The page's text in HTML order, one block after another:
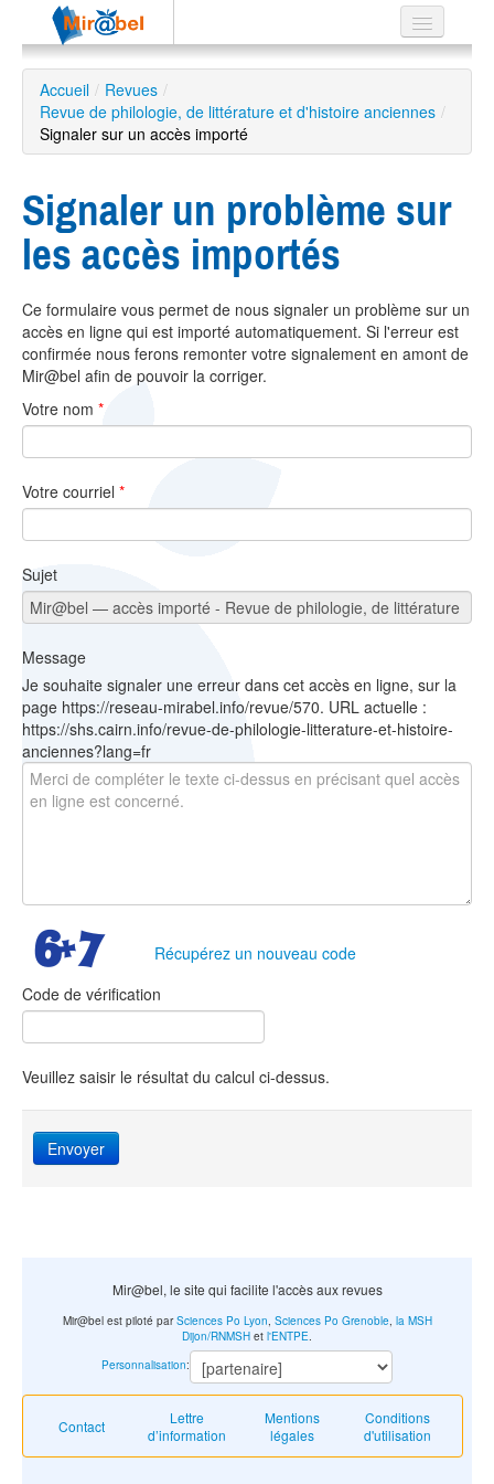
Le réseau
Soutien
Listes
Recherche
EN
ES
Accueil / Revues /
Revue de philologie, de littérature et d'histoire anciennes /
Signaler sur un accès importé
Signaler un problème sur
les accès importés
Ce formulaire vous permet de nous signaler un problème sur un
accès en ligne qui est importé automatiquement. Si l'erreur est
confirmée nous ferons remonter votre signalement en amont de
Mir@bel afin de pouvoir la corriger.
Votre nom *
Votre courriel *
Sujet
Message
Je souhaite signaler une erreur dans cet accès en ligne, sur la
page https://reseau-mirabel.info/revue/570. URL actuelle :
https://shs.cairn.info/revue-de-philologie-litterature-et-histoire-
anciennes?lang=fr
Récupérez un nouveau code
Code de vérification
Veuillez saisir le résultat du calcul ci-dessus.
Envoyer
Mir@bel, le site qui facilite l'accès aux revues
Contact
Lettre
d’information
Mentions
légales
Conditions
d'utilisation
Mir@bel est piloté parSciences Po Lyon Sciences Po Grenoble, la MSH
Dijon/RNMSH et l'ENTPE
Personnalisation: